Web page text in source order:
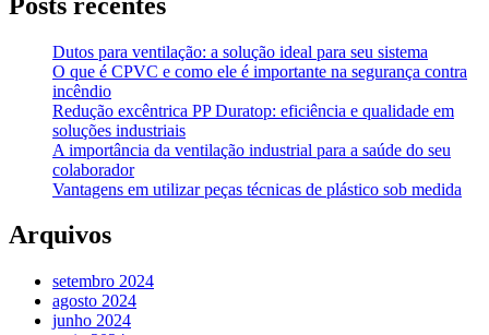
Dutos para ventilação: a solução ideal para seu sistema
O que é CPVC e como ele é importante na segurança contra
incêndio
Redução excêntrica PP Duratop: eficiência e qualidade em
soluções industriais
A importância da ventilação industrial para a saúde do seu
colaborador
Vantagens em utilizar peças técnicas de plástico sob medida
Arquivos
setembro 2024
agosto 2024
junho 2024